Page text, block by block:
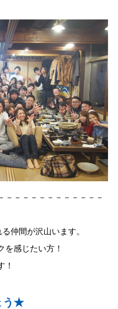
－－－－－－－－－－－－
仲間が沢山います。
を感じたい方！
！
う★